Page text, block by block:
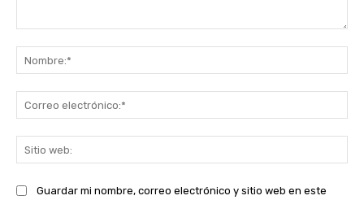
Guardar mi nombre, correo electrónico y sitio web en este